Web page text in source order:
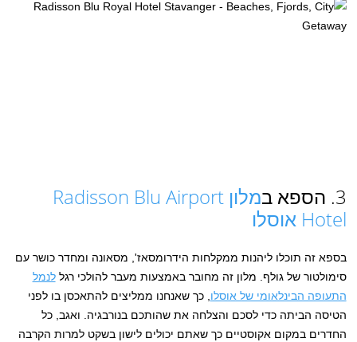
3. הספא ב
מלון Radisson Blu Airport
Hotel אוסלו
בספא זה תוכלו ליהנות ממקלחות הידרומסאז', מסאונה ומחדר כושר עם
סימולטור של גולף. מלון זה מחובר באמצעות מעבר להולכי רגללנמל
התעופה הבינלאומי של אוסלו , כך שאנחנו ממליצים להתאכסן בו לפני
הטיסה הביתה כדי לסכם והצלחה את שהותכם בנורבגיה. ואגב, כל
החדרים במקום אקוסטיים כך שאתם יכולים לישון בשקט למרות הקרבה